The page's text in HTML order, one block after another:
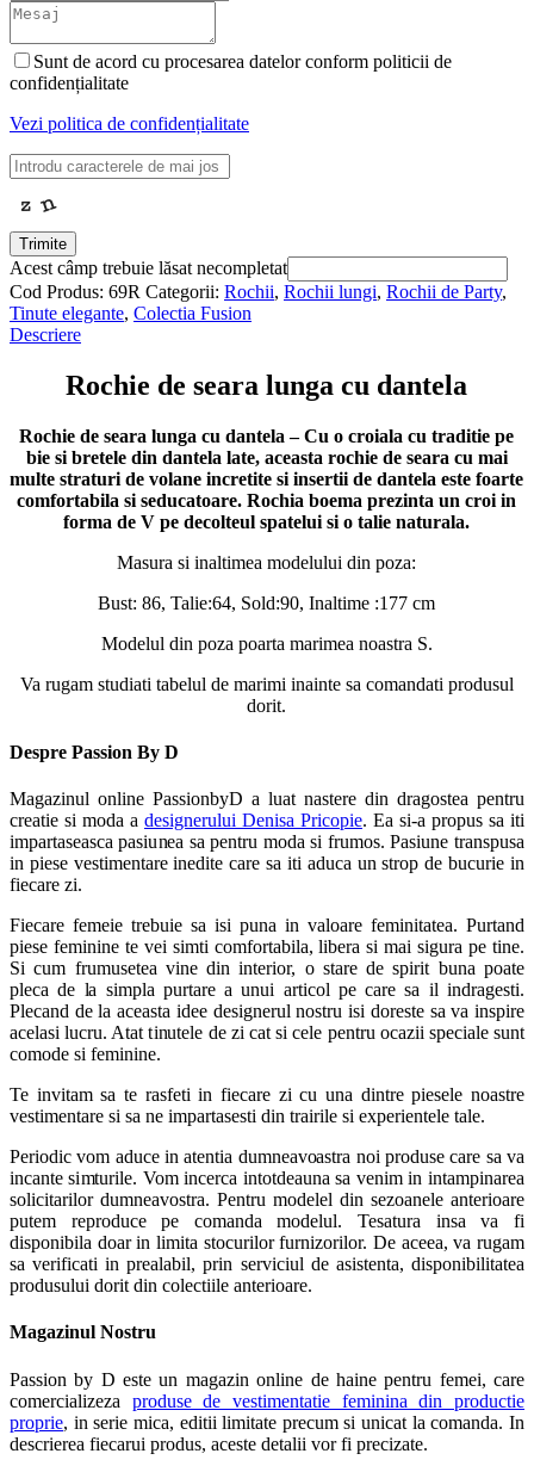
Sunt de acord cu procesarea datelor conform politicii de
confidențialitate
Vezi politica de confidențialitate
Trimite
Acest câmp trebuie lăsat necompletat
Cod Produs: 69R Categorii: Rochii, Rochii lungi, Rochii de Party,
Tinute elegante, Colectia Fusion
Descriere
Rochie de seara lunga cu dantela
Rochie de seara lunga cu dantela – Cu o croiala cu traditie pe
bie si bretele din dantela late, aceasta rochie de seara cu mai
multe straturi de volane incretite si insertii de dantela este foarte
comfortabila si seducatoare. Rochia boema prezinta un croi in
forma de V pe decolteul spatelui si o talie naturala.
Masura si inaltimea modelului din poza:
Bust: 86, Talie:64, Sold:90, Inaltime :177 cm
Modelul din poza poarta marimea noastra S.
Va rugam studiati tabelul de marimi inainte sa comandati produsul
dorit.
Despre Passion By D
Magazinul online PassionbyD a luat nastere din dragostea pentru
creatie si moda a designerului Denisa Pricopie. Ea si-a propus sa iti
impartaseasca pasiunea sa pentru moda si frumos. Pasiune transpusa
in piese vestimentare inedite care sa iti aduca un strop de bucurie in
fiecare zi.
Fiecare femeie trebuie sa isi puna in valoare feminitatea. Purtand
piese feminine te vei simti comfortabila, libera si mai sigura pe tine.
Si cum frumusetea vine din interior, o stare de spirit buna poate
pleca de la simpla purtare a unui articol pe care sa il indragesti.
Plecand de la aceasta idee designerul nostru isi doreste sa va inspire
acelasi lucru. Atat tinutele de zi cat si cele pentru ocazii speciale sunt
comode si feminine.
Te invitam sa te rasfeti in fiecare zi cu una dintre piesele noastre
vestimentare si sa ne impartasesti din trairile si experientele tale.
Periodic vom aduce in atentia dumneavoastra noi produse care sa va
incante simturile. Vom incerca intotdeauna sa venim in intampinarea
solicitarilor dumneavostra. Pentru modelel din sezoanele anterioare
putem reproduce pe comanda modelul. Tesatura insa va fi
disponibila doar in limita stocurilor furnizorilor. De aceea, va rugam
sa verificati in prealabil, prin serviciul de asistenta, disponibilitatea
produsului dorit din colectiile anterioare.
Magazinul Nostru
Passion by D este un magazin online de haine pentru femei, care
comercializeza produse de vestimentatie feminina din productie
proprie, in serie mica, editii limitate precum si unicat la comanda. In
descrierea fiecarui produs, aceste detalii vor fi precizate.